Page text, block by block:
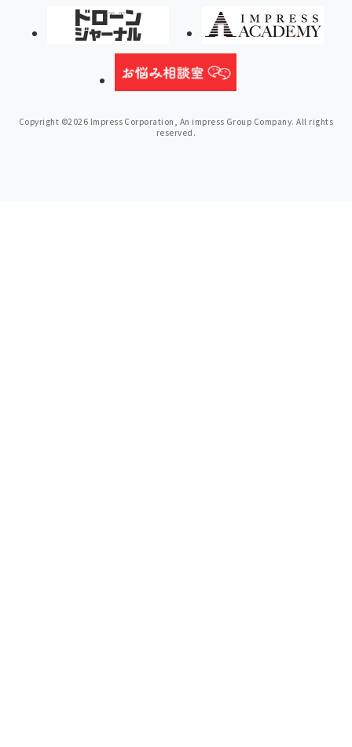
Copyright ©2026 Impress Corporation, An impress Group Company. All rights
reserved.